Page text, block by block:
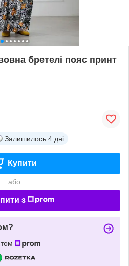
бретелі пояс принт
Залишилось 4 дні
Купити
або
з